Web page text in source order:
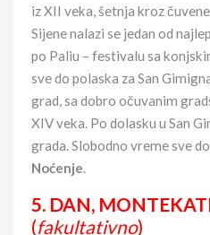
iz XII veka, šetnja kroz
Sijene nalazi se jedan od
po Paliu – festivalu sa
sve do polaska za San
grad, sa dobro očuvanim
XIV veka. Po dolasku u San
grada. Slobodno vreme sve
Noćenje.
5. DAN,
(fakultativno)